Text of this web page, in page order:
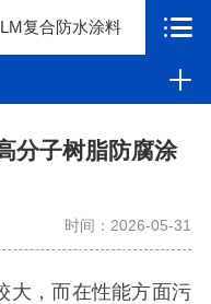
LM复合防水涂料
分子树脂防腐涂
时间：2026-05-31
大，而在性能方面污